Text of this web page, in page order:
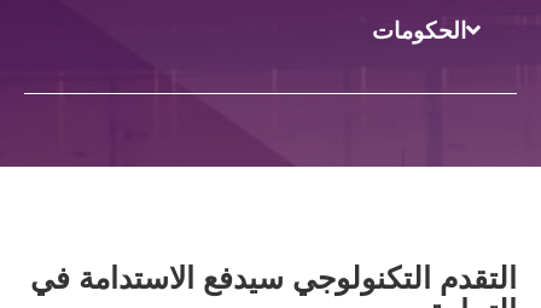
الحكومات
التقدم التكنولوجي سيدفع الاستدامة في